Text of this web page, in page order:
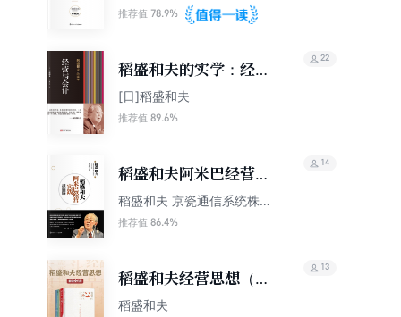
式会社
推荐值 78.9%
稻盛和夫的实学：经营
与会计
[日]稻盛和夫
推荐值 89.6%
22
稻盛和夫阿米巴经营实
践：全员参与经营 主动
创造收益
稻盛和夫 京瓷通信系统株式
会社
推荐值 86.4%
14
稻盛和夫经营思想（套
装全5册）
稻盛和夫
13